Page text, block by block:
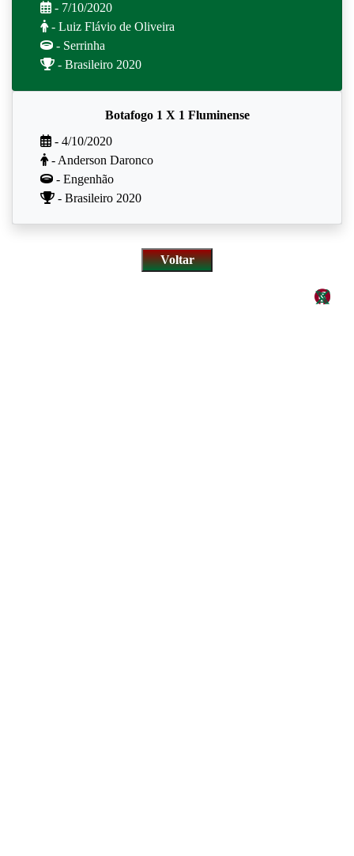
- 7/10/2020
- Luiz Flávio de Oliveira
- Serrinha
- Brasileiro 2020
Botafogo 1 X 1 Fluminense
- 4/10/2020
- Anderson Daronco
- Engenhão
- Brasileiro 2020